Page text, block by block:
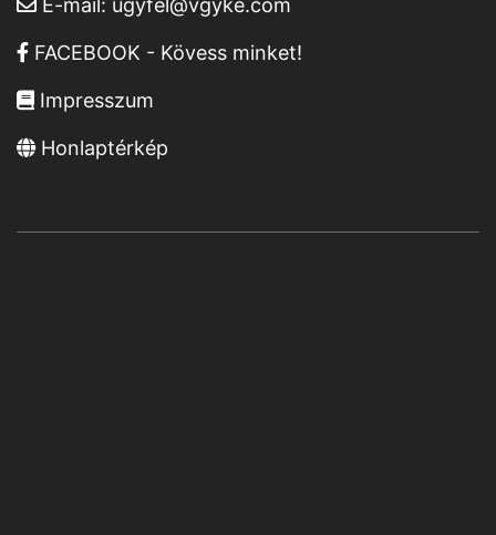
E-mail: ugyfel@vgyke.com
FACEBOOK - Kövess minket!
Impresszum
Honlaptérkép